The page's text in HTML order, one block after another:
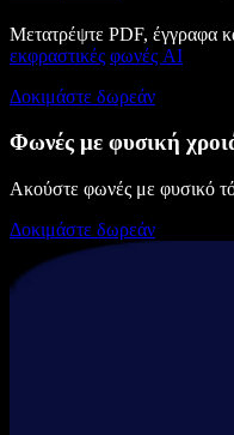
Μετατρέψτε PDF, έγγραφα
εκφραστικές φωνές AI
Δοκιμάστε δωρεάν
Φωνές με φυσική
Ακούστε φωνές με φυσικό
Δοκιμάστε δωρεάν